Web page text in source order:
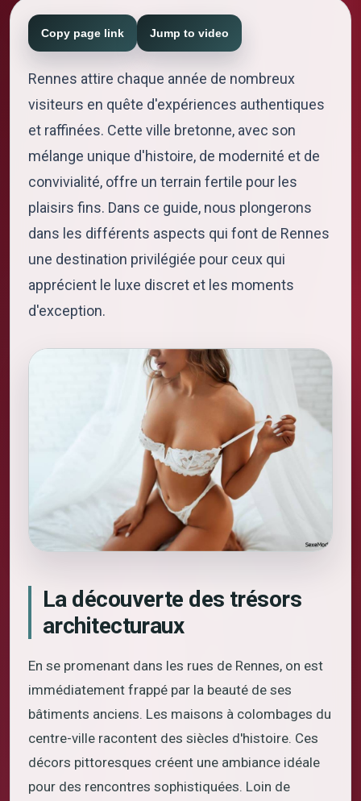
Copy page link Jump to video
Rennes attire chaque année de nombreux
visiteurs en quête d'expériences authentiques
et raffinées. Cette ville bretonne, avec son
mélange unique d'histoire, de modernité et de
convivialité, offre un terrain fertile pour les
plaisirs fins. Dans ce guide, nous plongerons
dans les différents aspects qui font de Rennes
une destination privilégiée pour ceux qui
apprécient le luxe discret et les moments
d'exception.
La découverte des trésors
architecturaux
En se promenant dans les rues de Rennes, on est
immédiatement frappé par la beauté de ses
bâtiments anciens. Les maisons à colombages du
centre-ville racontent des siècles d'histoire. Ces
décors pittoresques créent une ambiance idéale
pour des rencontres sophistiquées. Loin de